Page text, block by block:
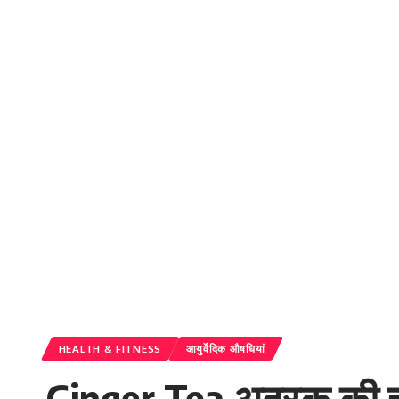
HEALTH & FITNESS आयुर्वेदिक औषधियां